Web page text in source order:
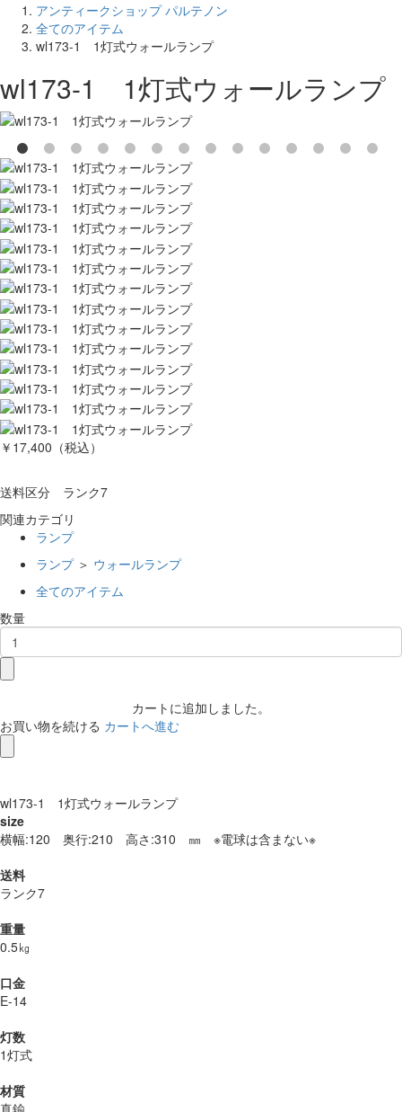
アンティークショップ パルテノン
全てのアイテム
wl173-1 1灯式ウォールランプ
wl173-1 1灯式ウォールランプ
￥17,400 （税込）
送料区分 ランク7
関連カテゴリ
ランプ
ランプ ＞ ウォールランプ
全てのアイテム
数量
カートに追加しました。
お買い物を続ける カートへ進む
wl173-1 1灯式ウォールランプ
size
横幅:120 奥行:210 高さ:310 ㎜ ※電球は含まない※
送料
ランク7
重量
0.5㎏
口金
E-14
灯数
1灯式
材質
真鍮